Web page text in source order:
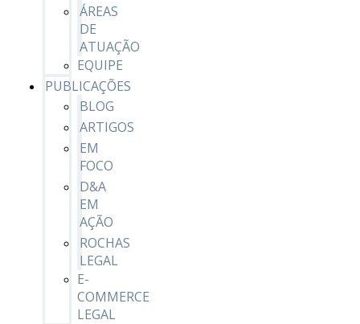
ÁREAS
DE
ATUAÇÃO
EQUIPE
PUBLICAÇÕES
BLOG
ARTIGOS
EM
FOCO
D&A
EM
AÇÃO
ROCHAS
LEGAL
E-
COMMERCE
LEGAL